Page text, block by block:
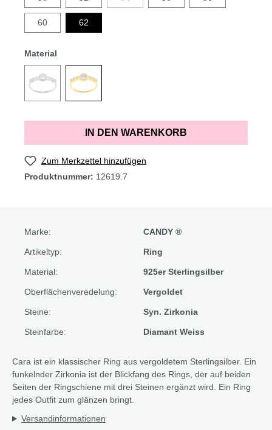
60 62
Material
IN DEN WARENKORB
Zum Merkzettel hinzufügen
Produktnummer: 12619.7
Marke: CANDY ®
Artikeltyp: Ring
Material: 925er Sterlingsilber
Oberflächenveredelung: Vergoldet
Steine: Syn. Zirkonia
Steinfarbe: Diamant Weiss
Cara ist ein klassischer Ring aus vergoldetem Sterlingsilber. Ein
funkelnder Zirkonia ist der Blickfang des Rings, der auf beiden
Seiten der Ringschiene mit drei Steinen ergänzt wird. Ein Ring
jedes Outfit zum glänzen bringt.
Versandinformationen